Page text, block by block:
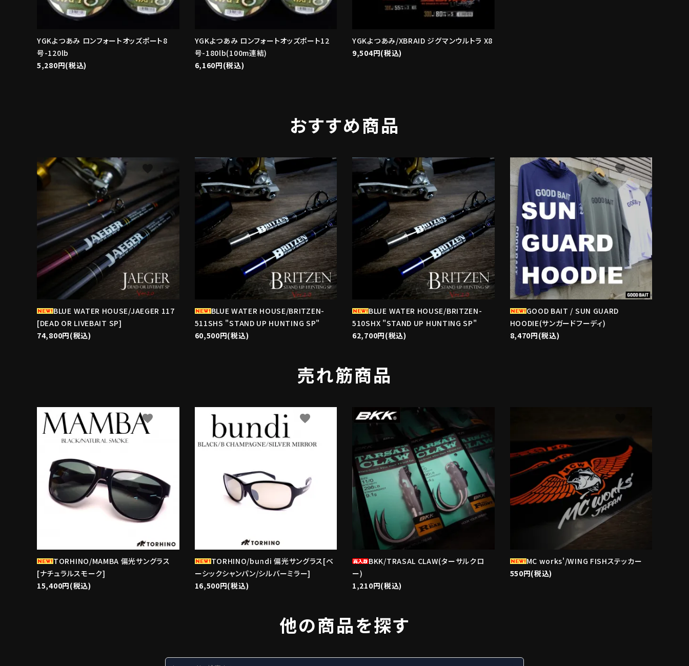
YGKよつあみ ロンフォートオッズポート8
号-120lb
5,280円(税込)
YGKよつあみ ロンフォートオッズポート12
号-180lb(100m連結)
6,160円(税込)
YGKよつあみ/XBRAID ジグマンウルトラ X8
9,504円(税込)
おすすめ商品
BLUE WATER HOUSE/JAEGER 117
[DEAD OR LIVEBAIT SP]
74,800円(税込)
favorite
BLUE WATER HOUSE/BRITZEN-
511SHS "STAND UP HUNTING SP"
60,500円(税込)
favorite
BLUE WATER HOUSE/BRITZEN-
510SHX "STAND UP HUNTING SP"
62,700円(税込)
favorite
GOOD BAIT / SUN GUARD
HOODIE(サンガードフーディ)
8,470円(税込)
favorite
売れ筋商品
TORHINO/MAMBA 偏光サングラス
[ナチュラルスモーク]
15,400円(税込)
favorite
TORHINO/bundi 偏光サングラス[ベ
ーシックシャンパン/シルバーミラー]
16,500円(税込)
favorite
BKK/TRASAL CLAW(ターサルクロ
ー)
1,210円(税込)
favorite
MC works'/WING FISHステッカー
550円(税込)
他の商品を探す